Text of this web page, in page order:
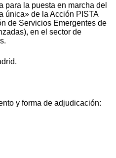
para la puesta en marcha del
única» de la Acción PISTA
de Servicios Emergentes de
en el sector de
y forma de adjudicación: